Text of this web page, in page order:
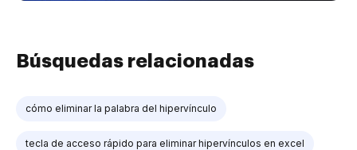
Búsquedas relacionadas
cómo eliminar la palabra del hipervínculo
tecla de acceso rápido para eliminar hipervínculos en excel